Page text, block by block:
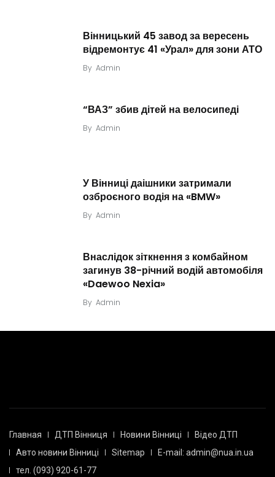
Вінницький 45 завод за вересень
відремонтує 41 «Урал» для зони АТО
By Admin
“ВАЗ” збив дітей на велосипеді
By Admin
У Вінниці даішники затримали
озброєного водія на «BMW»
By Admin
Внаслідок зіткнення з комбайном
загинув 38-річний водій автомобіля
«Daewoo Nexia»
By Admin
Главная ДТП Вінниця Новини Вінниці
Відео ДТП
Авто новини Вінниці
Sitemap
E-mail: admin@nua.in.ua
тел. (093) 920-61-77